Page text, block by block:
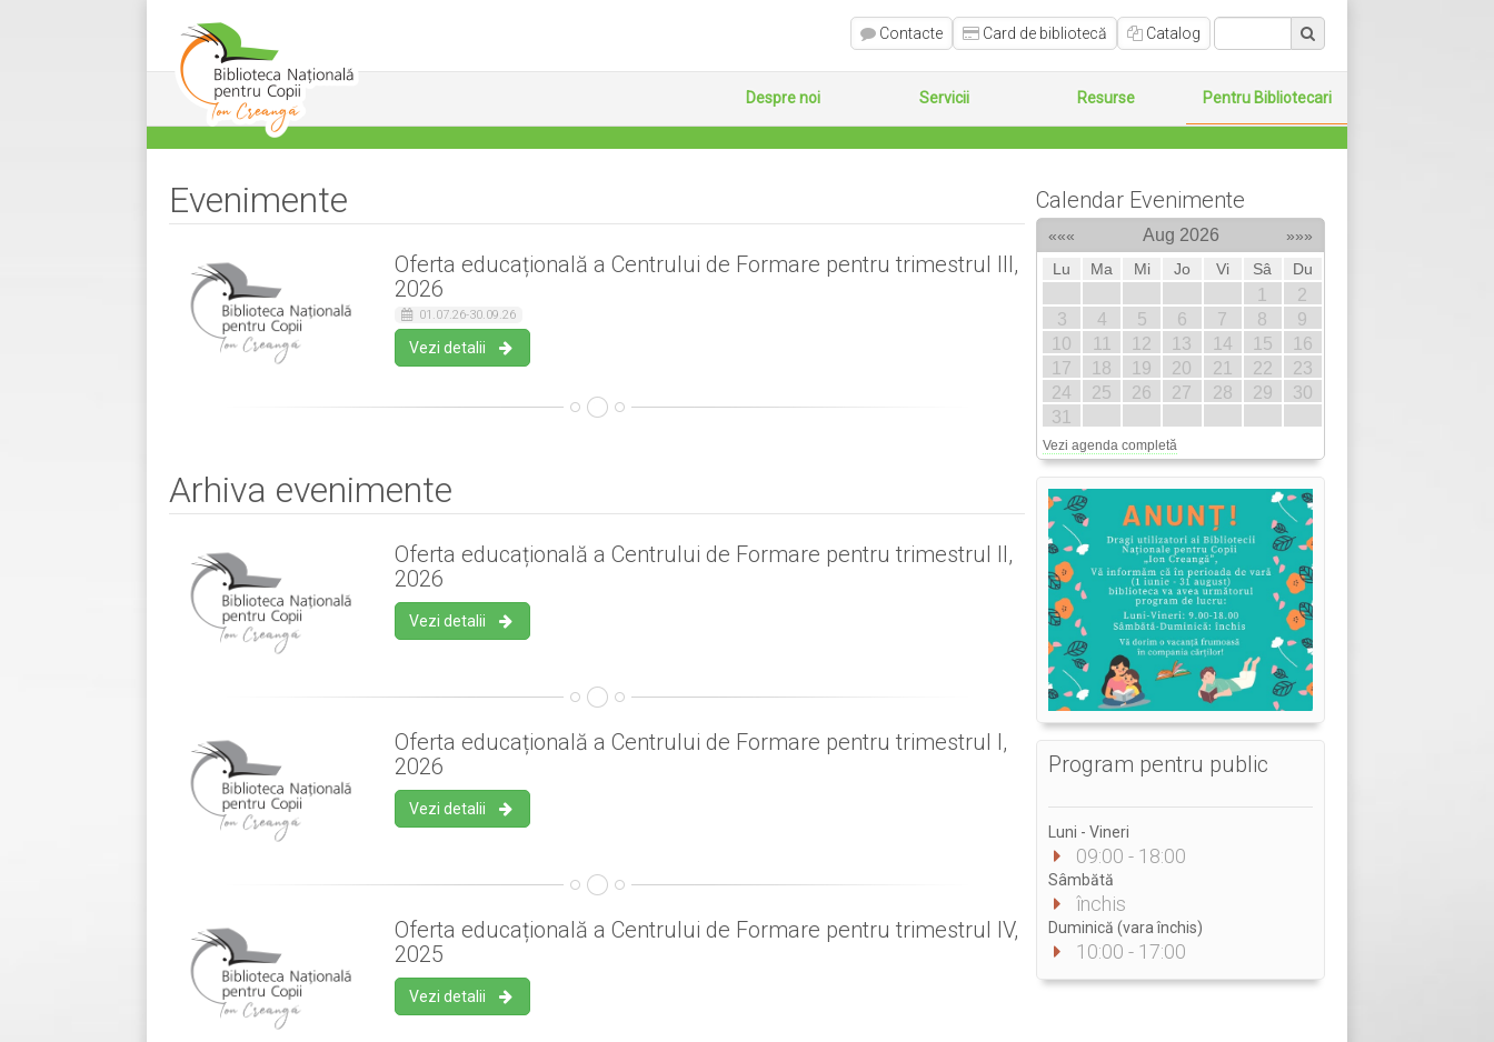
Contacte Card de bibliotecă Catalog
Despre noi Servicii Resurse Pentru Bibliotecari
Evenimente
Oferta educațională a Centrului de Formare pentru trimestrul III,
2026
01.07.26-30.09.26
Vezi detalii
Arhiva evenimente
Oferta educațională a Centrului de Formare pentru trimestrul II,
2026
Vezi detalii
Oferta educațională a Centrului de Formare pentru trimestrul I,
2026
Vezi detalii
Oferta educațională a Centrului de Formare pentru trimestrul IV,
2025
Vezi detalii
Calendar Evenimente
««« Aug 2026
»»»
Lu
Ma Mi Jo Vi Sâ Du
1
2
3
4 5 6 7 8
9
10
11 12 13 14 15
16
17
18 19 20 21 22
23
24
25 26 27 28 29
30
31
Vezi agenda completă
Program pentru public
Luni - Vineri
09:00 - 18:00
Sâmbătă
închis
Duminică (vara închis)
10:00 - 17:00